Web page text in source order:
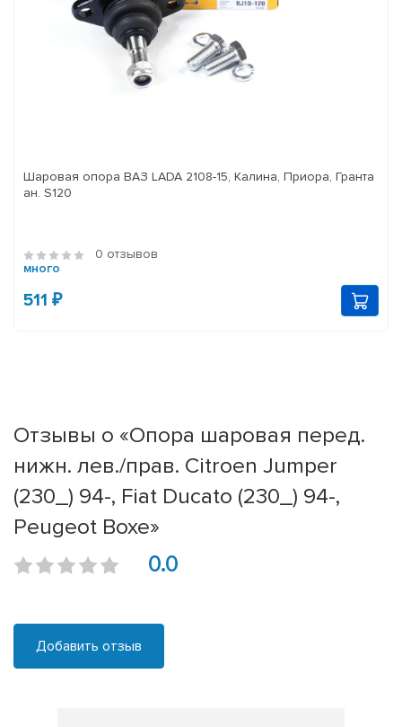
Шаровая опора ВАЗ LADA 2108-15, Калина, Приора, Гранта
ан. S120
0 отзывов
много
511 ₽
Отзывы о «Опора шаровая перед.
нижн. лев./прав. Citroen Jumper
(230_) 94-, Fiat Ducato (230_) 94-,
Peugeot Boxe»
0.0
Добавить отзыв